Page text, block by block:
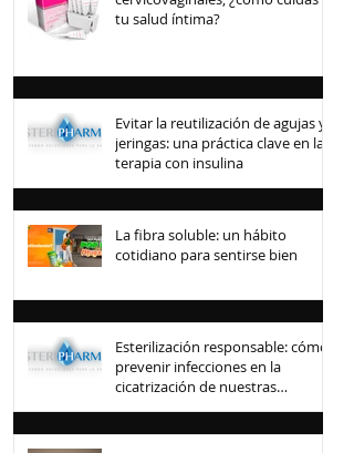
tu salud íntima?
Evitar la reutilización de agujas y
jeringas: una práctica clave en la
terapia con insulina
La fibra soluble: un hábito
cotidiano para sentirse bien
Esterilización responsable: cómo
prevenir infecciones en la
cicatrización de nuestras
mascotas